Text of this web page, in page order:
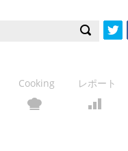
Cooking レポート